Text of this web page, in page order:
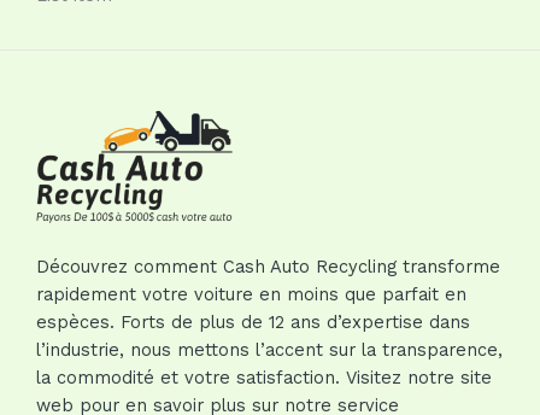
Découvrez comment Cash Auto Recycling transforme
rapidement votre voiture en moins que parfait en
espèces. Forts de plus de 12 ans d’expertise dans
l’industrie, nous mettons l’accent sur la transparence,
la commodité et votre satisfaction. Visitez notre site
web pour en savoir plus sur notre service